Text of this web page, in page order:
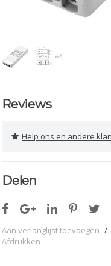
Reviews
Help ons en andere
Delen
Aan verlanglijst toevoegen /
Afdrukken